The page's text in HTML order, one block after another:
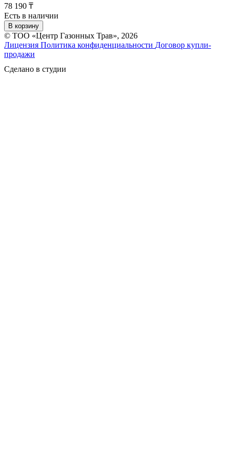
78 190 ₸
Есть в наличии
В корзину
© ТОО «Центр Газонных Трав», 2026
Лицензия Политика конфиденциальности Договор купли-
продажи
Сделано в студии